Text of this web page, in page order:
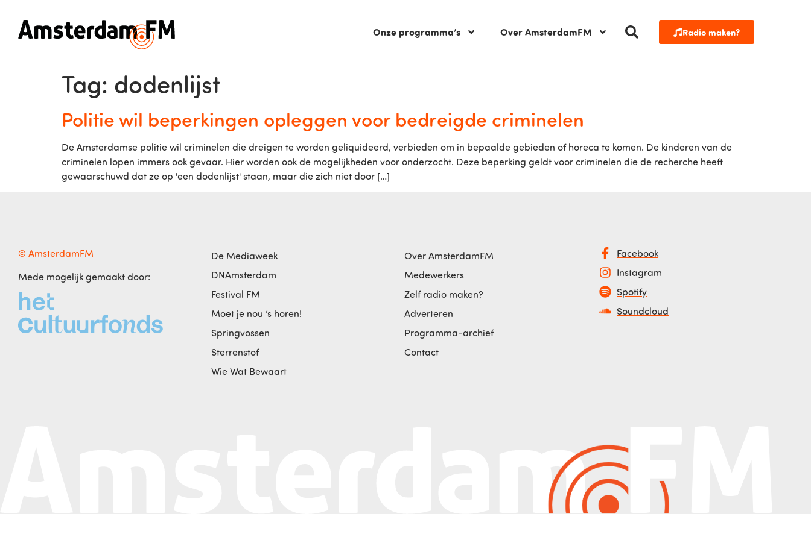
Onze programma’s Over AmsterdamFM Radio maken?
Tag: dodenlijst
Politie wil beperkingen opleggen voor bedreigde criminelen
De Amsterdamse politie wil criminelen die dreigen te worden geliquideerd, verbieden om in bepaalde gebieden of horeca te komen. De kinderen van de
criminelen lopen immers ook gevaar. Hier worden ook de mogelijkheden voor onderzocht. Deze beperking geldt voor criminelen die de recherche heeft
gewaarschuwd dat ze op 'een dodenlijst' staan, maar die zich niet door […]
© AmsterdamFM
Mede mogelijk gemaakt door:
De Mediaweek
DNAmsterdam
Festival FM
Moet je nou ‘s horen!
Springvossen
Sterrenstof
Wie Wat Bewaart
Over AmsterdamFM
Medewerkers
Zelf radio maken?
Adverteren
Programma-archief
Contact
Facebook
Instagram
Spotify
Soundcloud